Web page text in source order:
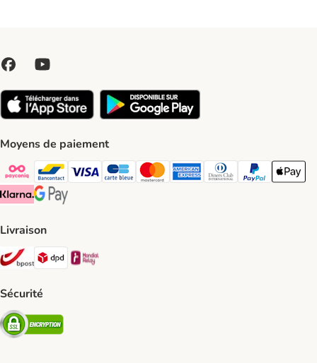
Moyens de paiement
Payconiq Payment Method
bancontact Payment Method
Visa Payment Method
carte bleue Payment Method
Master card Payment Method
American express Payment
Diners club Payment
Paypal Payment
Apple
Klarna Payment Method
Google Pay Payment Method
Livraison
Bpost Shipping Method
DPD Shipping Method
Sécurité
Security